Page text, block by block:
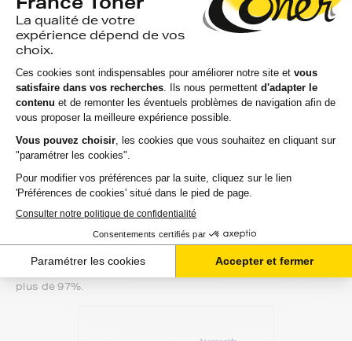
Si vous avez la moindre question sur la
compatibilité de votre produit avec votre
imprimante brother fax-pc, nous sommes à
votre écoute.
Notre équipe de conseillers saura vous accompagner sur le
meilleur choix ou sur l'installation de vos rubans. Ils sont
ou directement par téléphone.
Une fois votre choix effectué, votre paiement est effectué
de manière complètement sécurisée. Plusieurs moyens de
paiements sont proposés selon vos besoins.
Il ne reste plus à vos rubans pour brother fax-pc de quitter
notre entrepôt. Vous saurez à tout moment où se trouve
votre commande grâce au lien de suivi que nous vous
mettons à disposition. Nous savons qu'un besoin de
rubans est souvent assez urgent. C'est la raison pour
plus de 97%.